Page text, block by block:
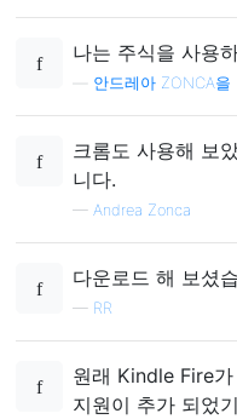
나는 주식을 사용
안드레아 ZONCA을
크롬도 사용해 보
니다.
— Andrea Zonca
다운로드 해 보셨
— RR
원래 Kindle Fire
지원이 추가 되었